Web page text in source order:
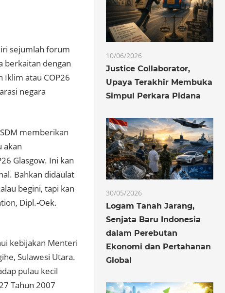
sejumlah forum
berkaitan dengan
Iklim atau COP26
negara
memberikan
akan
Glasgow. Ini kan
Bahkan didaulat
begini, tapi kan
Dipl.-Oek.
kebijakan Menteri
Sulawesi Utara.
pulau kecil
Tahun 2007
10/06/2026
Justice Collaborator,
Upaya Terakhir Membuka
Simpul Perkara Pidana
30/05/2026
Logam Tanah Jarang,
Senjata Baru Indonesia
dalam Perebutan
Ekonomi dan Pertahanan
Global